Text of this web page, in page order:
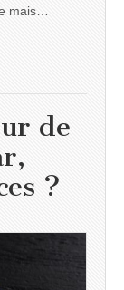
mais…
de
?